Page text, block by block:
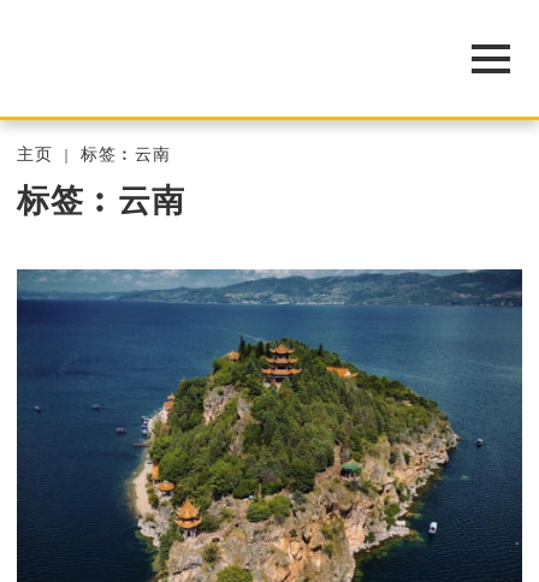
主页 标签︰云南
标签︰云南